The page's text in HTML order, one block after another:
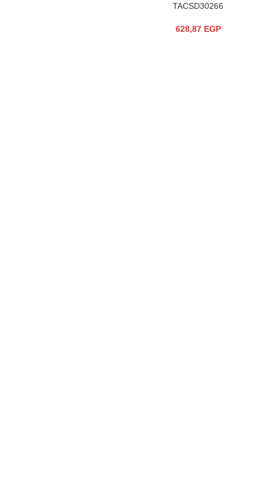
TACSD30266
628,87 EGP